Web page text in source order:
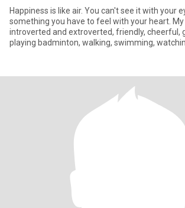
Happiness is like air. You can't see it with your
something you have to feel with your heart.
introverted and extroverted, friendly, cheerful,
playing badminton, walking, swimming,